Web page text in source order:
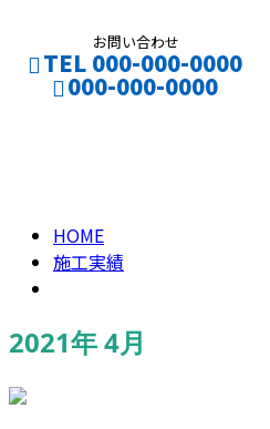
お問い合わせ
TEL 000-000-0000
000-000-0000
HOME
施工実績
2021年 4月